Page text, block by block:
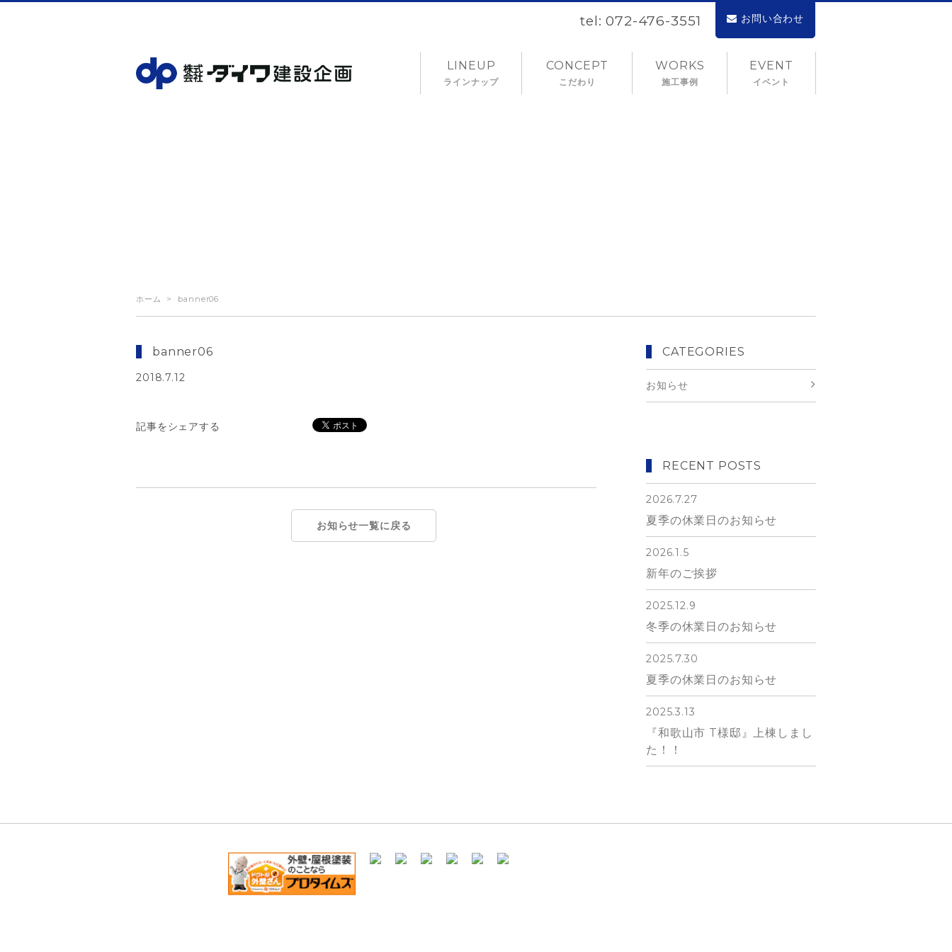
tel: 072-476-3551 お問い合わせ
LINEUP
ラインナップ
CONCEPT
こだわり
WORKS
施工事例
EVENT
イベント
ホーム banner06
banner06
2018.7.12
記事をシェアする
お知らせ一覧に戻る
CATEGORIES
お知らせ
RECENT POSTS
2026.7.27
夏季の休業日のお知らせ
2026.1.5
新年のご挨拶
2025.12.9
冬季の休業日のお知らせ
2025.7.30
夏季の休業日のお知らせ
2025.3.13
『和歌山市 T様邸』上棟しまし
た！！